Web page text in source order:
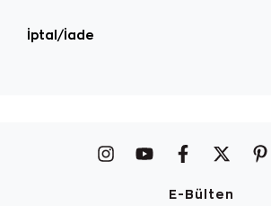
İptal/İade
E-Bülten